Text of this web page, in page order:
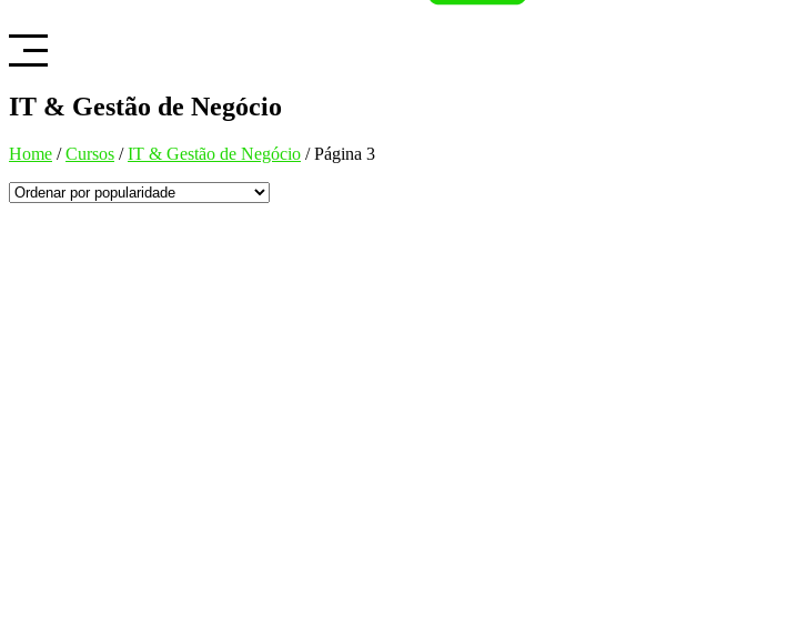
IT & Gestão de Negócio
Home /Cursos /IT & Gestão de Negócio /Página 3